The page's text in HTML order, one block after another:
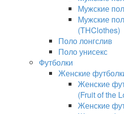
Мужские
Мужские
(THClothes)
Поло лонгслив
Поло унисекс
Футболки
Женские
Женские
(Fruit of the
Женские